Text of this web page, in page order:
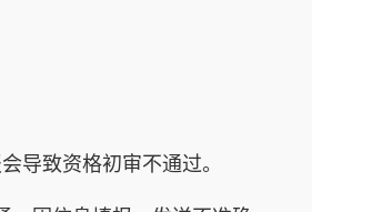
导致资格初审不通过。